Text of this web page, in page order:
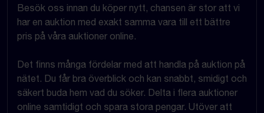
Besök oss innan du köper nytt, chansen är stor att vi
har en auktion med exakt samma vara till ett bättre
pris på våra auktioner online.
Det finns många fördelar med att handla på auktion på
nätet. Du får bra överblick och kan snabbt, smidigt och
säkert buda hem vad du söker. Delta i flera auktioner
online samtidigt och spara stora pengar. Utöver att